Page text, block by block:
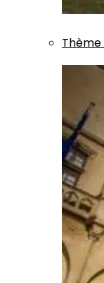
Thème